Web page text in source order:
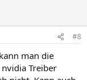
#8
man die
Treiber